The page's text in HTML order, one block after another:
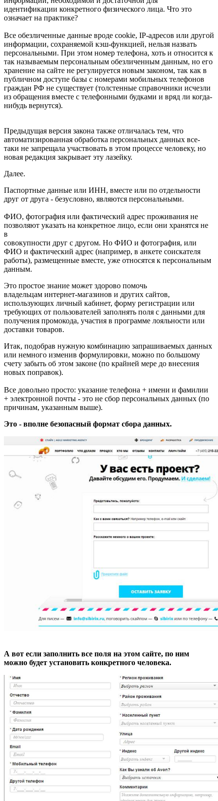
идентификации конкретного физического лица. Что это
означает на практике?
Все обезличенные данные вроде cookie, IP-адресов или другой
информации, сохраняемой кэш-функцией, нельзя назвать
персональными. При этом номер телефона, хоть и относится к
так называемым персональным обезличенным данным, но его
хранение на сайте не регулируется новым законом, так как в
публичном доступе базы с номерами мобильных телефонов
граждан РФ не существует (толстенные справочники исчезли
из обращения вместе с телефонными будками и вряд ли когда-
нибудь вернутся).
Предыдущая версия закона также отличалась тем, что
автоматизированная обработка персональных данных все-
таки не запрещала участвовать в этом процессе человеку, но
новая редакция закрывает эту лазейку.
Далее.
Паспортные данные или ИНН, вместе или по отдельности
друг от друга - безусловно, являются персональными.
ФИО, фотография или фактический адрес проживания не
позволяют указать на конкретное лицо, если они хранятся не
в
совокупности друг с другом. Но ФИО и фотография, или
ФИО и фактический адрес (например, в анкете соискателя
работы), размещенные вместе, уже относятся к персональным
данным.
Это простое знание может здорово помочь
владельцам интернет-магазинов и других сайтов,
использующих личный кабинет, форму регистрации или
требующих от пользователей заполнять поля с данными для
получения промокода, участия в программе лояльности или
доставки товаров.
Итак, подобрав нужную комбинацию запрашиваемых данных
или немного изменив формулировки, можно по большому
счету забыть об этом законе (по крайней мере до внесения
новых поправок).
Все довольно просто: указание телефона + имени и фамилии
+ электронной почты - это не сбор персональных данных (по
причинам, указанным выше).
Это - вполне безопасный формат сбора данных.
А вот если заполнить все поля на этом сайте, по ним
можно будет установить конкретного человека.